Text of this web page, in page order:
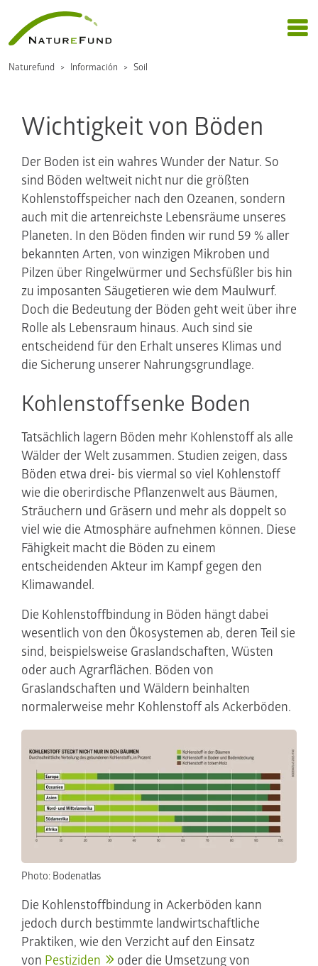
Naturefund Información Soil
Wichtigkeit von Böden
Der Boden ist ein wahres Wunder der Natur. So
sind Böden weltweit nicht nur die größten
Kohlenstoffspeicher nach den Ozeanen, sondern
auch mit die artenreichste Lebensräume unseres
Planeten. In den Böden finden wir rund 59 % aller
bekannten Arten, von winzigen Mikroben und
Pilzen über Ringelwürmer und Sechsfüßler bis hin
zu imposanten Säugetieren wie dem Maulwurf.
Doch die Bedeutung der Böden geht weit über ihre
Rolle als Lebensraum hinaus. Auch sind sie
entscheidend für den Erhalt unseres Klimas und
die Sicherung unserer Nahrungsgrundlage.
Kohlenstoffsenke Boden
Tatsächlich lagern Böden mehr Kohlenstoff als alle
Wälder der Welt zusammen. Studien zeigen, dass
Böden etwa drei- bis viermal so viel Kohlenstoff
wie die oberirdische Pflanzenwelt aus Bäumen,
Sträuchern und Gräsern und mehr als doppelt so
viel wie die Atmosphäre aufnehmen können. Diese
Fähigkeit macht die Böden zu einem
entscheidenden Akteur im Kampf gegen den
Klimawandel.
Die Kohlenstoffbindung in Böden hängt dabei
wesentlich von den Ökosystemen ab, deren Teil sie
sind, beispielsweise Graslandschaften, Wüsten
oder auch Agrarflächen. Böden von
Graslandschaften und Wäldern beinhalten
normalerweise mehr Kohlenstoff als Ackerböden.
Photo: Bodenatlas
Die Kohlenstoffbindung in Ackerböden kann
jedoch durch bestimmte landwirtschaftliche
Praktiken, wie den Verzicht auf den Einsatz
von Pestiziden
oder die Umsetzung von